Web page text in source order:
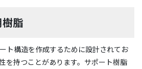
脂
ト構造を作成するために設計されてお
を持つことがあります。サポート樹脂